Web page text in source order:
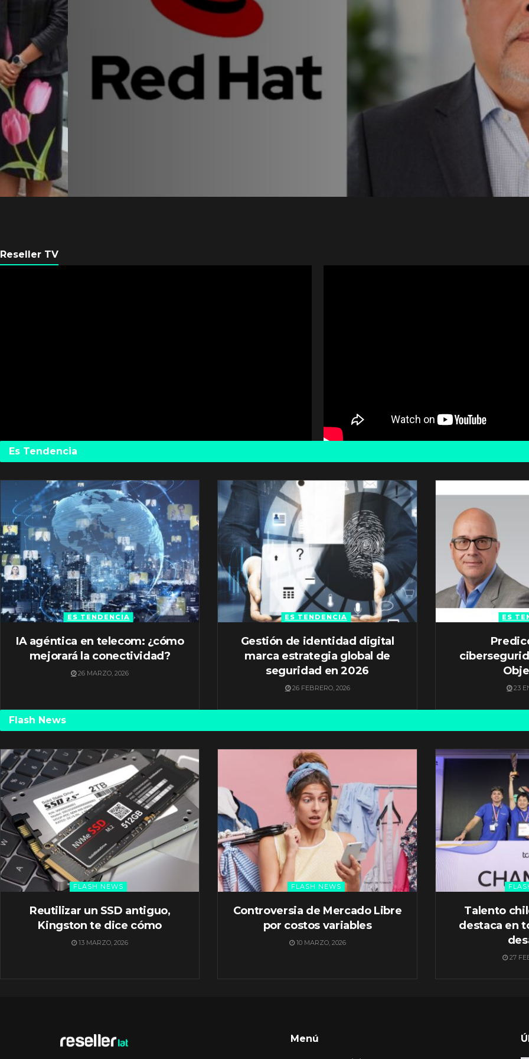
Equipo de Red Hat en
Latam se consolida con
Sinuhé Sánchez
POR REDACCIÓN LATAM 4 AGOSTO, 2026
Reseller TV
Es Tendencia
ES TENDENCIA
IA agéntica en telecom: ¿cómo
mejorará la conectividad?
26 MARZO, 2026
ES TENDENCIA
Gestión de identidad digital
marca estrategia global de
seguridad en 2026
26 FEBRERO, 2026
ES
23
Flash News
FLASH NEWS
Reutilizar un SSD antiguo,
Kingston te dice cómo
13 MARZO, 2026
FLASH NEWS
Controversia de Mercado Libre
por costos variables
10 MARZO, 2026
Talento
destaca en
27
Menú